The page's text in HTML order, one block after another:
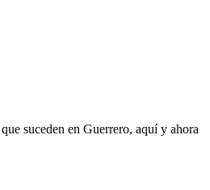
suceden en Guerrero, aquí y ahora